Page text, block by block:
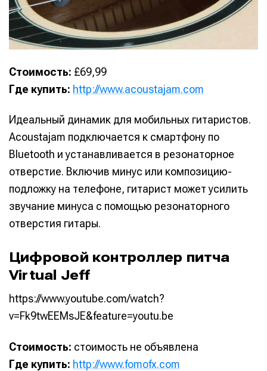
Стоимость: £69,99
Где купить: http://www.acoustajam.com
Идеальный динамик для мобильных гитаристов.
Acoustajam подключается к смартфону по
Bluetooth и устанавливается в резонаторное
отверстие. Включив минус или композицию-
подложку на телефоне, гитарист может усилить
звучание минуса с помощью резонаторного
отверстия гитары.
Цифровой контроллер питча
Virtual Jeff
https://www.youtube.com/watch?
v=Fk9twEEMsJE&feature=youtu.be
Стоимость: стоимость не объявлена
Где купить: http://www.fomofx.com